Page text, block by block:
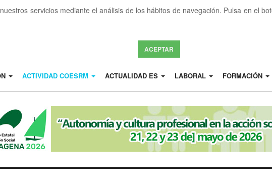
servicios mediante el análisis de los hábitos de navegación. Pulsa en el
ACEPTAR
ACTIVIDAD COESRM ACTUALIDAD ES LABORAL FORMACIÓN